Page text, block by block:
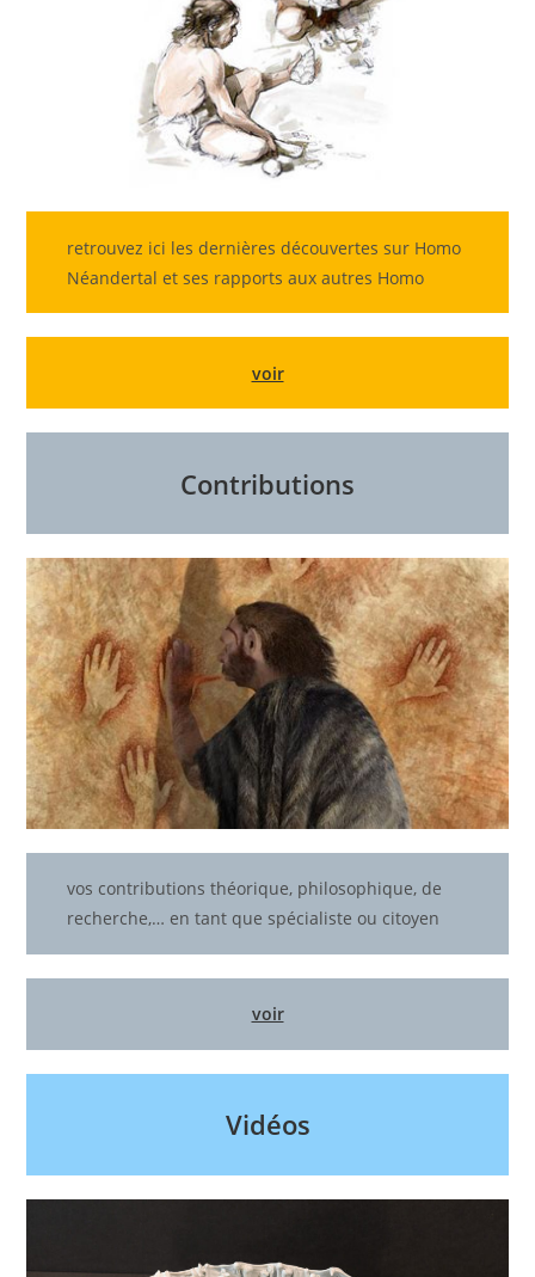
retrouvez ici les dernières découvertes sur Homo
Néandertal et ses rapports aux autres Homo
voir
Contributions
vos contributions théorique, philosophique, de
recherche,… en tant que spécialiste ou citoyen
voir
Vidéos